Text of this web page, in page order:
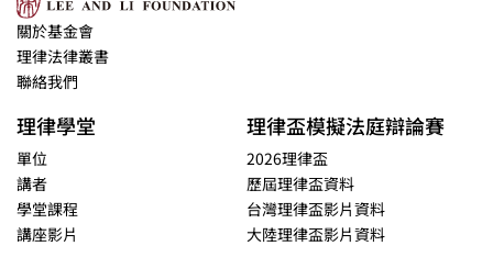
關於基金會
理律法律叢書
聯絡我們
理律學堂
單位
講者
學堂課程
講座影片
理律盃模擬法庭辯論賽
2026理律盃
歷屆理律盃資料
台灣理律盃影片資料
大陸理律盃影片資料